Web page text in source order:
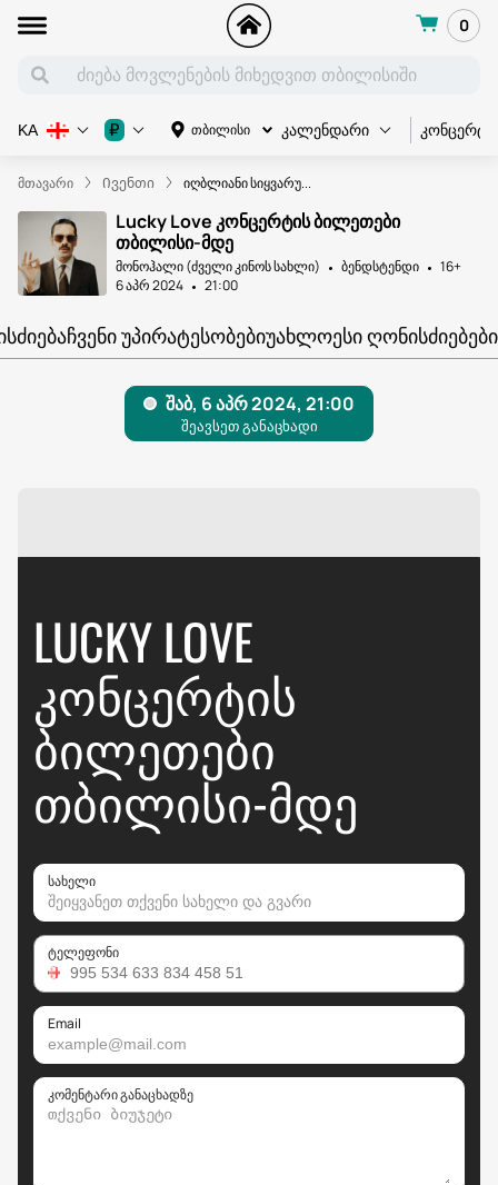
0
თბილისი კალენდარი კონცერტი
KA ₽
მთავარი Ივენთი იღბლიანი სიყვარუ...
Lucky Love კონცერტის ბილეთები
თბილისი-მდე
მონოჰალი (ძველი კინოს სახლი) ბენდსტენდი
16+
6 აპრ 2024
21:00
ᲩᲕᲔᲜᲘ ᲣᲞᲘᲠᲐᲢᲔᲡᲝᲑᲔᲑᲘᲣᲐᲮᲚᲝᲔᲡᲘ ᲦᲝᲜᲘᲡᲫᲘᲔᲑᲔᲑᲘ
LUCKY LOVE
ᲙᲝᲜᲪᲔᲠᲢᲘᲡ
ᲑᲘᲚᲔᲗᲔᲑᲘ
ᲗᲑᲘᲚᲘᲡᲘ-ᲛᲓᲔ
სახელი
ტელეფონი
Email
კომენტარი განაცხადზე